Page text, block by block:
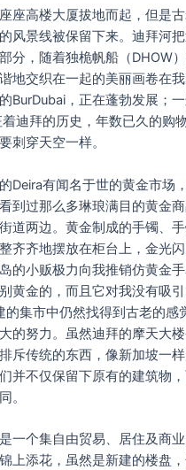
高楼大厦拔地而起，但是古
风景线被保留下来。迪拜河
分，随着独桅帆船（DHOW
地交织在一起的美丽画卷在我
BurDubai，正在蓬勃发展；
着迪拜的历史，年数已久的购
刺穿天空一样。
有闻名于世的黄金市场
到过那么多琳琅满目的黄金
道两边。黄金制成的手镯、
齐齐地摆放在柜台上，金光闪
的小贩极力向我推销仿黄金
黄金的，而且它对我没有吸
的集市中仍然找得到古老的感
的努力。虽然迪拜的摩天大楼
斥传统的东西，像新加坡一
并不仅保留下原有的建筑物
。
个集自由贸易、居住及商业
上添花，虽然是新建的楼盘